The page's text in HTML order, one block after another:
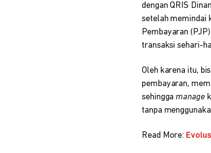
dengan QRIS
setelah memindai
Pembayaran
transaksi sehari-
Oleh karena itu,
pembayaran,
sehinggamanage
tanpa
Read More: